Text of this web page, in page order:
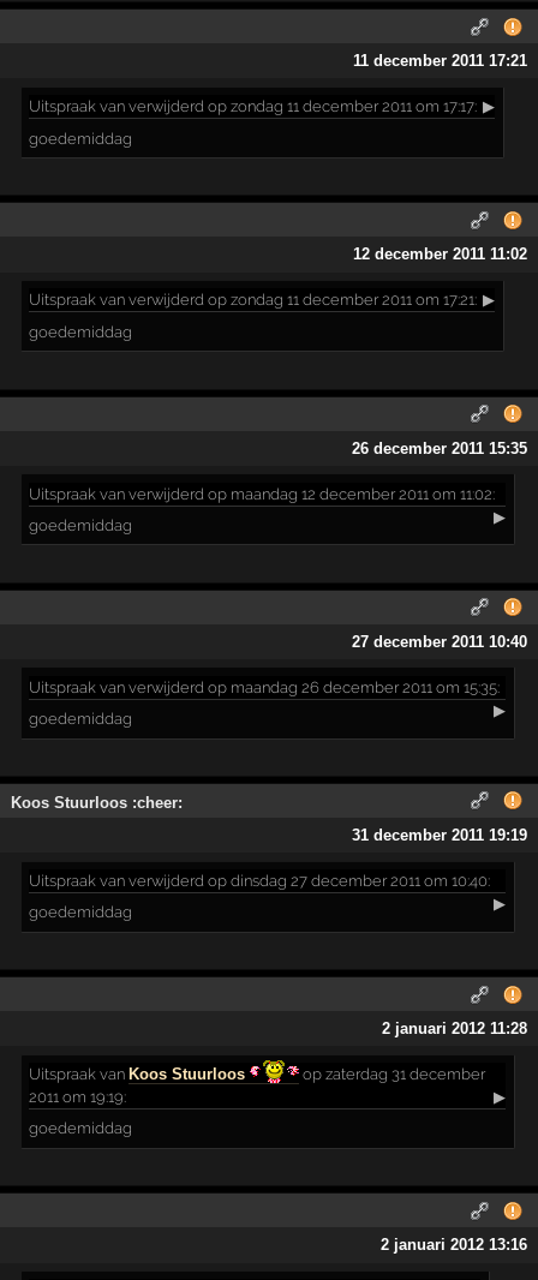
11 december 2011 17:21
Uitspraak van verwijderd op zondag 11 december 2011 om 17:17: ▶
goedemiddag
12 december 2011 11:02
Uitspraak van verwijderd op zondag 11 december 2011 om 17:21: ▶
goedemiddag
26 december 2011 15:35
Uitspraak van verwijderd op maandag 12 december 2011 om 11:02:
▶
goedemiddag
27 december 2011 10:40
Uitspraak van verwijderd op maandag 26 december 2011 om 15:35:
▶
goedemiddag
Koos Stuurloos :cheer:
31 december 2011 19:19
Uitspraak van verwijderd op dinsdag 27 december 2011 om 10:40:
▶
goedemiddag
2 januari 2012 11:28
Uitspraak van Koos Stuurloos
op zaterdag 31 december
2011 om 19:19:
▶
goedemiddag
2 januari 2012 13:16